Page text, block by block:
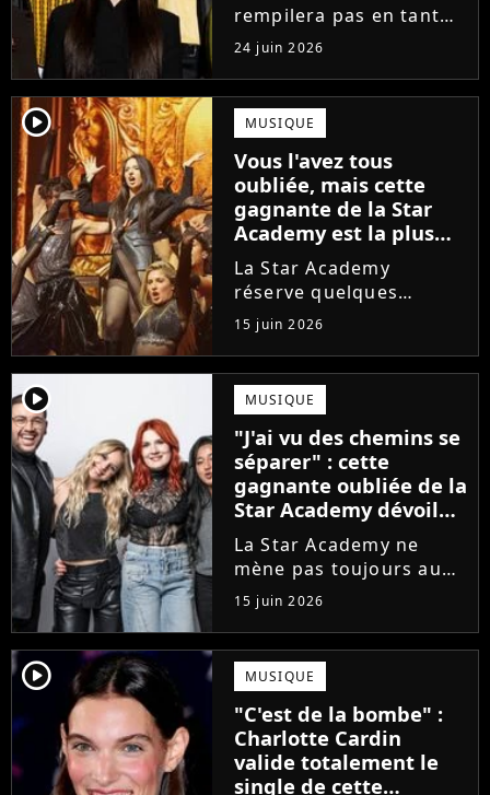
rempilera pas en tant
que directeur de la
prochaine saison de la
Star Academy. Mais qui
prendra sa place ? Alors
que son nom circule,
cet ancien gagnant de
l'émission...
24 juin 2026
player2 MUSIQUE
Vous l'avez tous
oubliée, mais cette
gagnante de la Star
Academy est la plus
écoutée de l'histoire
de l'émission !
La Star Academy
réserve quelques
surprises. Cette
gagnante totalement
oubliée de l'émission
est aujourd'hui plus
écoutée en streaming
que Jenifer et Nolwenn
Leroy !
15 juin 2026
player2 MUSIQUE
"J'ai vu des chemins se
séparer" : cette
gagnante oubliée de la
Star Academy dévoile
l'envers du décor du
métier
La Star Academy ne
mène pas toujours au
succès. Après l'échec de
son premier album,
Anisha Jo, gagnante de
la Star Academy 2022, a
vu beaucoup de portes
se fermer. Sur
Instagram, elle...
15 juin 2026
player2 MUSIQUE
"C'est de la bombe" :
Charlotte Cardin
valide totalement le
single de cette